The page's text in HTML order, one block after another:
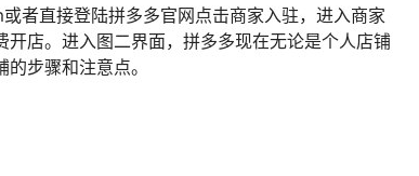
者直接登陆拼多多官网点击商家入驻，进入商家
店。进入图二界面，拼多多现在无论是个人店铺
步骤和注意点。